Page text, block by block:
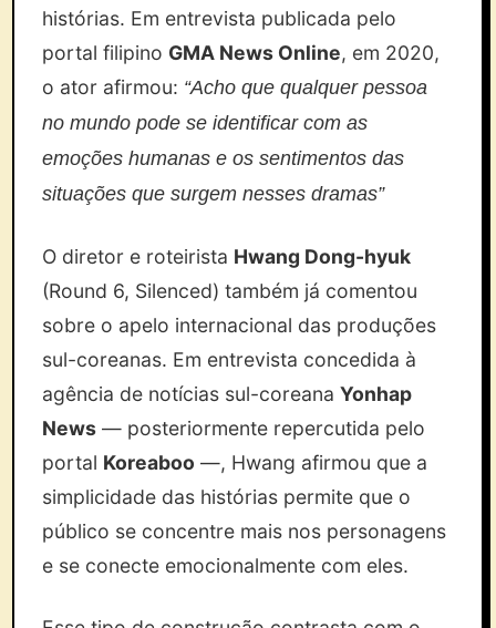
histórias. Em entrevista publicada pelo
portal filipino GMA News Online, em 2020,
o ator afirmou: “Acho que qualquer pessoa
no mundo pode se identificar com as
emoções humanas e os sentimentos das
situações que surgem nesses dramas”
O diretor e roteirista Hwang Dong-hyuk
(Round 6, Silenced) também já comentou
sobre o apelo internacional das produções
sul-coreanas. Em entrevista concedida à
agência de notícias sul-coreanaYonhap
News — posteriormente repercutida pelo
portal Koreaboo —, Hwang afirmou que a
simplicidade das histórias permite que o
público se concentre mais nos personagens
e se conecte emocionalmente com eles.